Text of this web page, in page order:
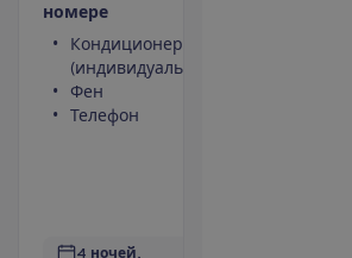
номере
Кондиционер
(индивидуальный)
Фен
Телефон
4 ночей,